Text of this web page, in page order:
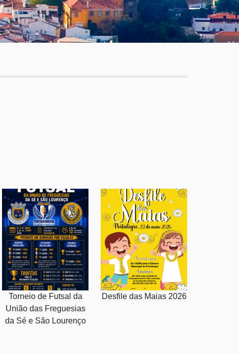
Torneio de Futsal da
União das Freguesias
da Sé e São Lourenço
Desfile das Maias 2026